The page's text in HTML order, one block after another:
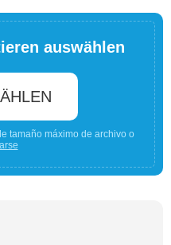
auswählen
tamaño máximo de archivo o